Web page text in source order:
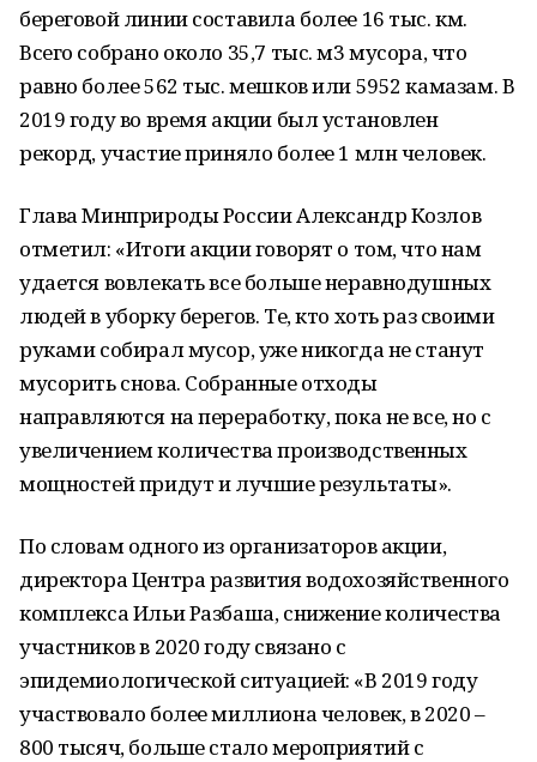
береговой линии составила более 16 тыс. км.
Всего собрано около 35,7 тыс. м3 мусора, что
равно более 562 тыс. мешков или 5952 камазам. В
2019 году во время акции был установлен
рекорд, участие приняло более 1 млн человек.
Глава Минприроды России Александр Козлов
отметил: «Итоги акции говорят о том, что нам
удается вовлекать все больше неравнодушных
людей в уборку берегов. Те, кто хоть раз своими
руками собирал мусор, уже никогда не станут
мусорить снова. Собранные отходы
направляются на переработку, пока не все, но с
увеличением количества производственных
мощностей придут и лучшие результаты».
По словам одного из организаторов акции,
директора Центра развития водохозяйственного
комплекса Ильи Разбаша, снижение количества
участников в 2020 году связано с
эпидемиологической ситуацией: «В 2019 году
участвовало более миллиона человек, в 2020 –
800 тысяч, больше стало мероприятий с